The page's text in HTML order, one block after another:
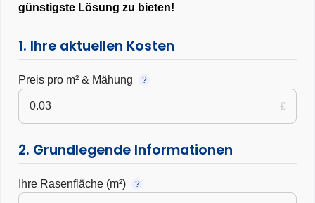
günstigste Lösung zu bieten!
1. Ihre aktuellen Kosten
Preis pro m² & Mähung ?
€
2. Grundlegende Informationen
Ihre Rasenfläche (m²) ?